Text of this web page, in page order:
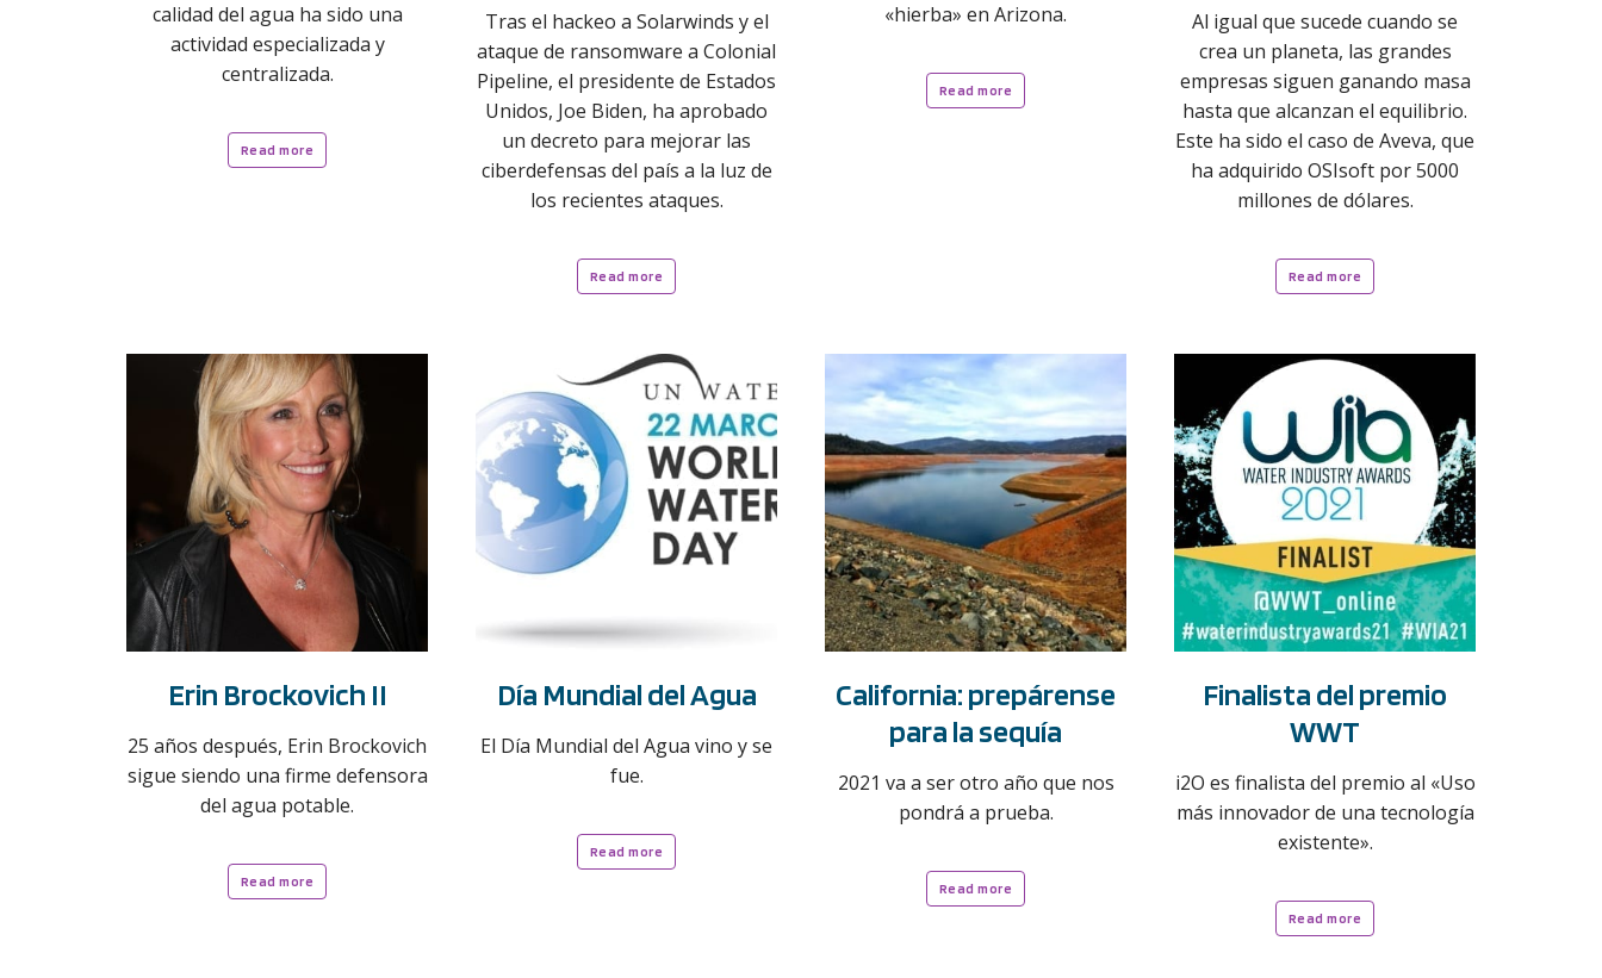
calidad del agua ha sido una
actividad especializada y
centralizada.
Read more
Tras el hackeo a Solarwinds y el
ataque de ransomware a Colonial
Pipeline, el presidente de Estados
Unidos, Joe Biden, ha aprobado
un decreto para mejorar las
ciberdefensas del país a la luz de
los recientes ataques.
Read more
«hierba» en Arizona.
Read more
Al igual que sucede cuando se
crea un planeta, las grandes
empresas siguen ganando masa
hasta que alcanzan el equilibrio.
Este ha sido el caso de Aveva, que
ha adquirido OSIsoft por 5000
millones de dólares.
Read more
Erin Brockovich II
25 años después, Erin Brockovich
sigue siendo una firme defensora
del agua potable.
Read more
Día Mundial del Agua
El Día Mundial del Agua vino y se
fue.
Read more
California: prepárense
para la sequía
2021 va a ser otro año que nos
pondrá a prueba.
Read more
Finalista del premio
WWT
i2O es finalista del premio al «Uso
más innovador de una tecnología
existente».
Read more